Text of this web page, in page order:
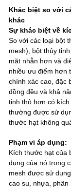
Khác biệt so với
khác
Sự khác biệt về
So với các loại bột
mesh), bột thủy
mặt nhẵn hơn và
nhiều ưu điểm hơn
chính xác cao, đặc
đồng đều và khả
tinh thô hơn có
thường được sử
thước hạt không
Phạm vi áp dụng:
Kích thước hạt của
dụng của nó trong
mesh được sử
cao su, nhựa, phân